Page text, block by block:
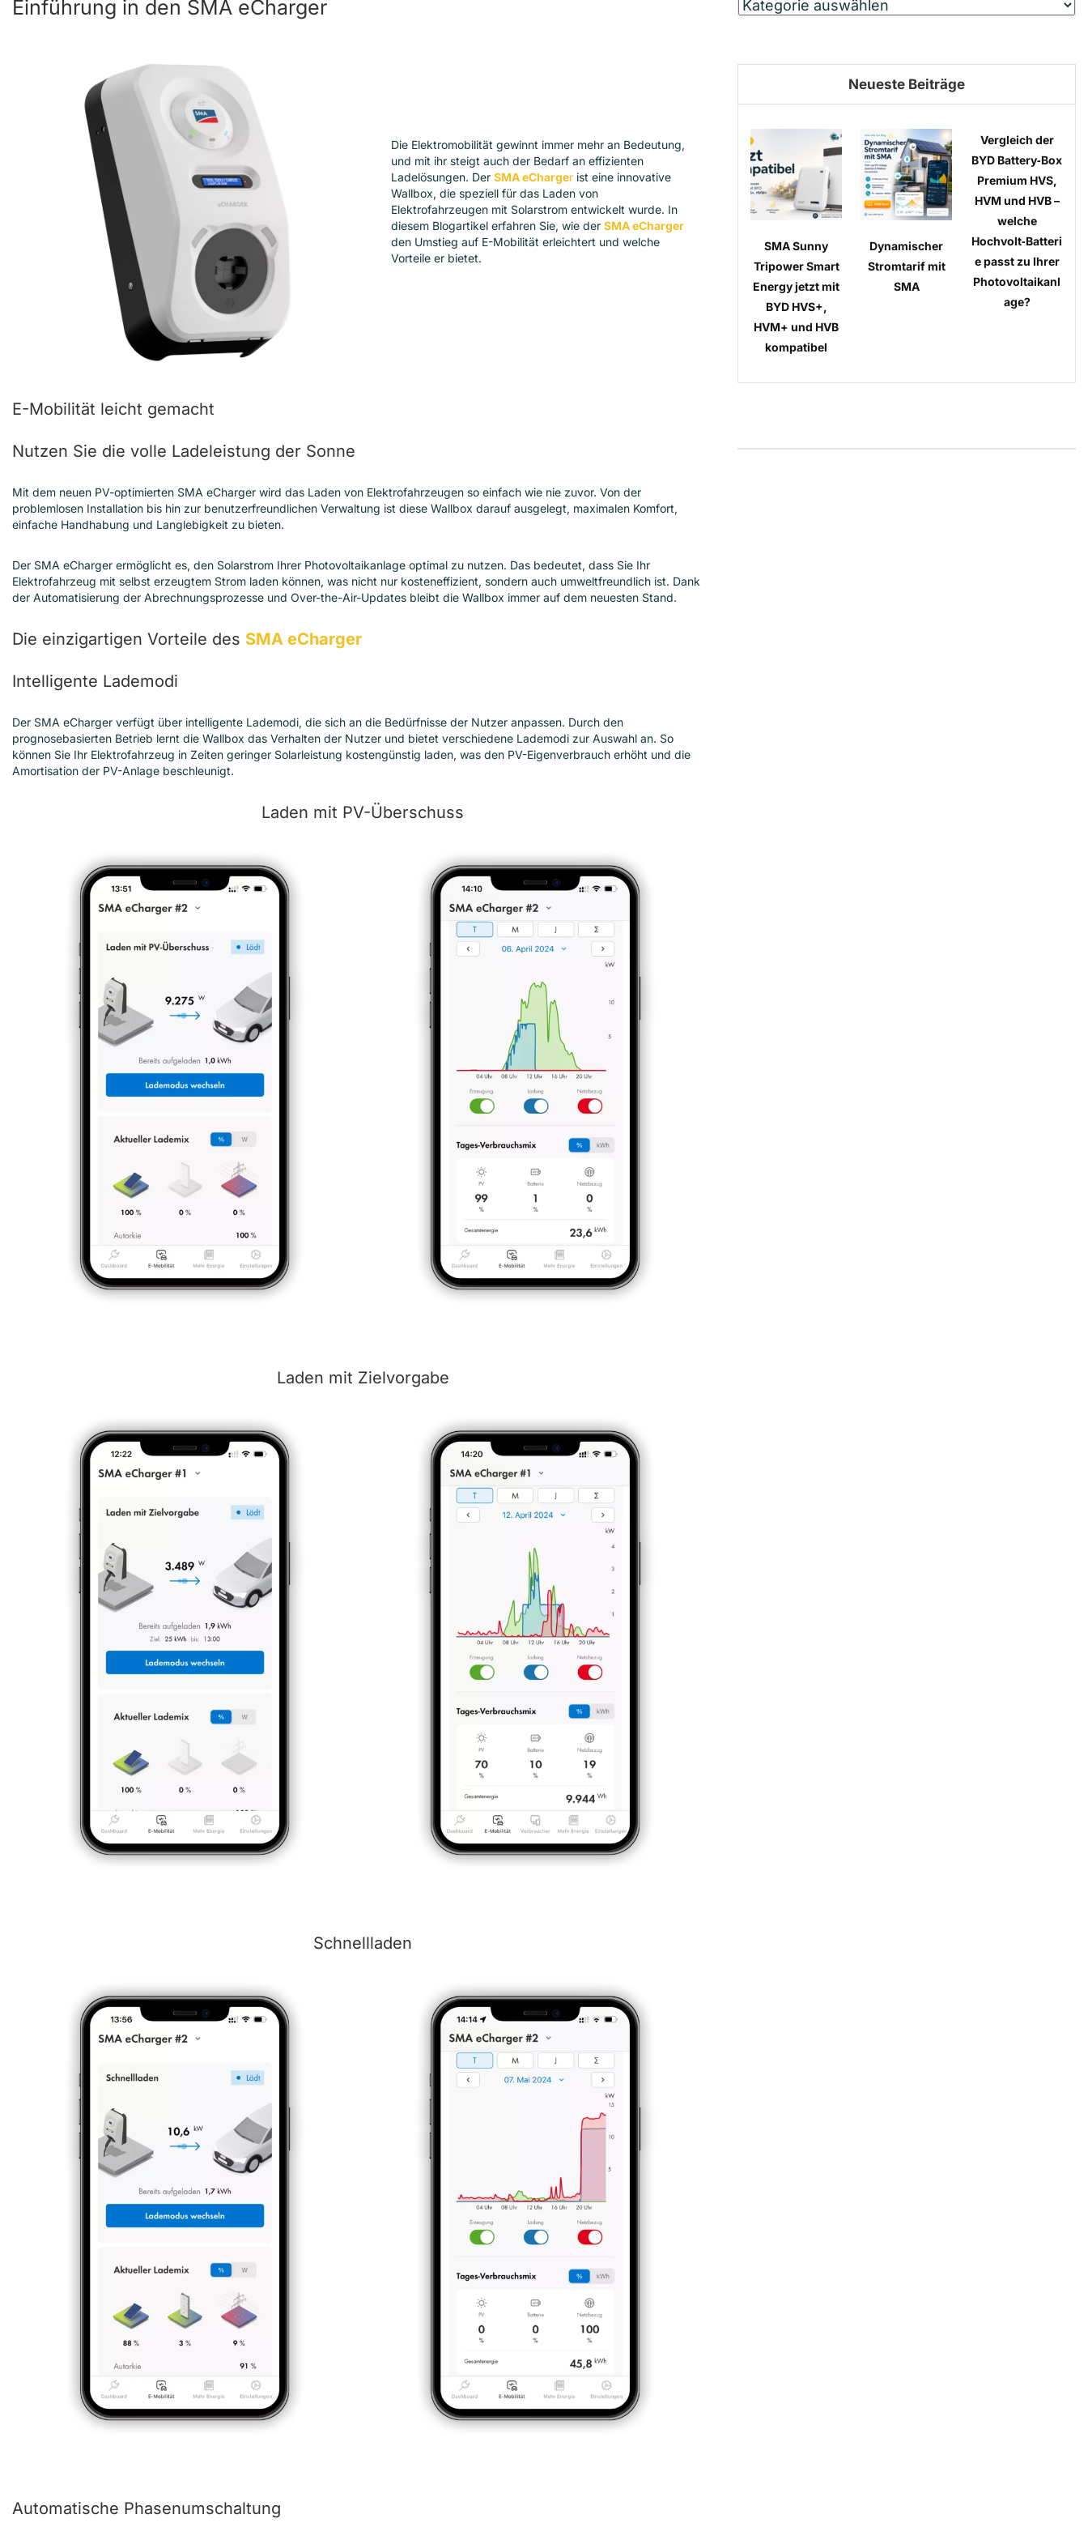
Einführung in den SMA eCharger
Die Elektromobilität gewinnt immer mehr an Bedeutung,
und mit ihr steigt auch der Bedarf an effizienten
Ladelösungen. Der SMA eChargerist eine innovative
Wallbox, die speziell für das Laden von
Elektrofahrzeugen mit Solarstrom entwickelt wurde. In
diesem Blogartikel erfahren Sie, wie der SMA eCharger
den Umstieg auf E-Mobilität erleichtert und welche
Vorteile er bietet.
E-Mobilität leicht gemacht
Nutzen Sie die volle Ladeleistung der Sonne
Mit dem neuen PV-optimierten SMA eCharger wird das Laden von Elektrofahrzeugen so einfach wie nie zuvor. Von der
problemlosen Installation bis hin zur benutzerfreundlichen Verwaltung ist diese Wallbox darauf ausgelegt, maximalen Komfort,
einfache Handhabung und Langlebigkeit zu bieten.
Der SMA eCharger ermöglicht es, den Solarstrom Ihrer Photovoltaikanlage optimal zu nutzen. Das bedeutet, dass Sie Ihr
Elektrofahrzeug mit selbst erzeugtem Strom laden können, was nicht nur kosteneffizient, sondern auch umweltfreundlich ist. Dank
der Automatisierung der Abrechnungsprozesse und Over-the-Air-Updates bleibt die Wallbox immer auf dem neuesten Stand.
Die einzigartigen Vorteile des SMA eCharger
Intelligente Lademodi
Der SMA eCharger verfügt über intelligente Lademodi, die sich an die Bedürfnisse der Nutzer anpassen. Durch den
prognosebasierten Betrieb lernt die Wallbox das Verhalten der Nutzer und bietet verschiedene Lademodi zur Auswahl an. So
können Sie Ihr Elektrofahrzeug in Zeiten geringer Solarleistung kostengünstig laden, was den PV-Eigenverbrauch erhöht und die
Amortisation der PV-Anlage beschleunigt.
Laden mit PV-Überschuss
Laden mit Zielvorgabe
Schnellladen
Automatische Phasenumschaltung
Neueste Beiträge
SMA Sunny
Tripower Smart
Energy jetzt mit
BYD HVS+,
HVM+ und HVB
kompatibel
Dynamischer
Stromtarif mit
SMA
Vergleich der
BYD Battery‑Box
Premium HVS,
HVM und HVB –
welche
Hochvolt‑Batteri
e passt zu Ihrer
Photovoltaikanl
age?